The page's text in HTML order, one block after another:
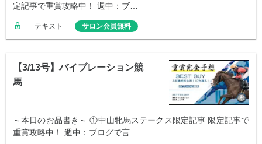
定記事で重賞攻略中！ 週中：ブ…
テキスト サロン会員無料
【3/13号】バイブレーション競
馬
～本日のお品書き～ ①中山牝馬ステークス限定記事 限定記事で
重賞攻略中！ 週中：ブログで言…